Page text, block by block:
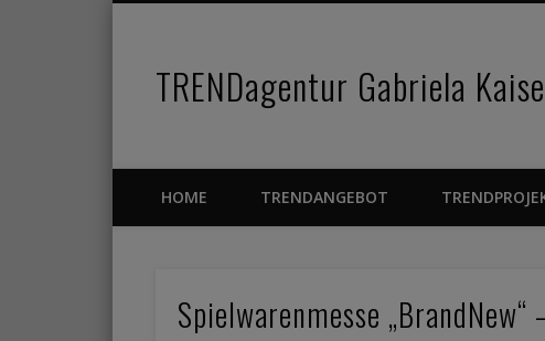
TRENDagentur Gabriela
PinterestVimeo
HOME TRENDANGEBOT
Spielwarenmesse